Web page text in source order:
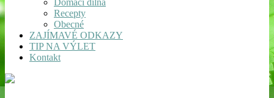
Recepty
Obecné
ZAJÍMAVÉ ODKAZY
TIP NA VÝLET
Kontakt